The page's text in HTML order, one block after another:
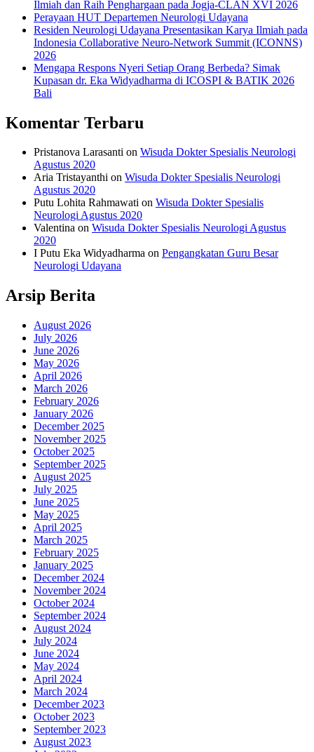
Ilmiah dan Raih Penghargaan pada Jogja-CLAN XVI 2026
Perayaan HUT Departemen Neurologi Udayana
Residen Neurologi Udayana Presentasikan Karya Ilmiah pada
Indonesia Collaborative Neuro-Network Summit (ICONNS)
2026
Mengapa Respons Nyeri Setiap Orang Berbeda? Simak
Kupasan dr. Eka Widyadharma di ICOSPI & BATIK 2026
Bali
Komentar Terbaru
Pristanova Larasanti on Wisuda Dokter Spesialis Neurologi
Agustus 2020
Aria Tristayanthi on Wisuda Dokter Spesialis Neurologi
Agustus 2020
Putu Lohita Rahmawati on Wisuda Dokter Spesialis
Neurologi Agustus 2020
Valentina on Wisuda Dokter Spesialis Neurologi Agustus
2020
I Putu Eka Widyadharma on Pengangkatan Guru Besar
Neurologi Udayana
Arsip Berita
August 2026
July 2026
June 2026
May 2026
April 2026
March 2026
February 2026
January 2026
December 2025
November 2025
October 2025
September 2025
August 2025
July 2025
June 2025
May 2025
April 2025
March 2025
February 2025
January 2025
December 2024
November 2024
October 2024
September 2024
August 2024
July 2024
June 2024
May 2024
April 2024
March 2024
December 2023
October 2023
September 2023
August 2023